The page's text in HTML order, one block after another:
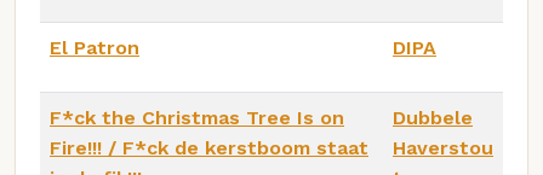
El Patron DIPA
F*ck the Christmas Tree Is on
Fire!!! / F*ck de kerstboom staat
Dubbele
Haverstou